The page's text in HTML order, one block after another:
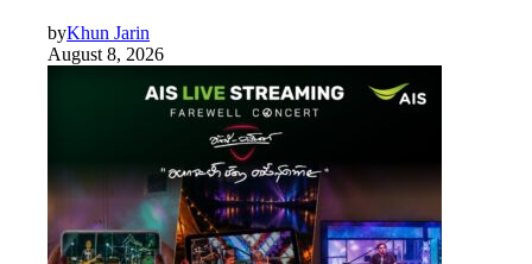
byKhun Jarin
August 8, 2026